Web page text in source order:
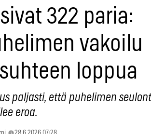
322 paria:
vakoilu
loppua
paljasti, että puhelimen
eroa.